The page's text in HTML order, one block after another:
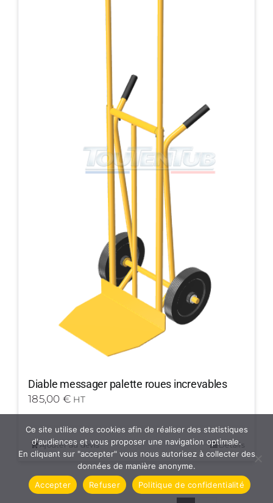
Diable messager palette roues increvables
185,00 € HT
Ajouter au devis Détails
Ce site utilise des cookies afin de réaliser des statistiques
d'audiences et vous proposer une navigation optimale.
En cliquant sur "accepter" vous nous autorisez à collecter des
données de manière anonyme.
Accepter
Refuser Politique de confidentialité